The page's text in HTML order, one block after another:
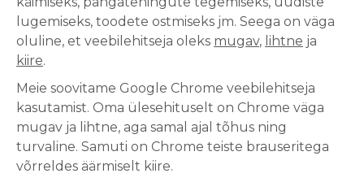
lugemiseks, toodete ostmiseks jm. Seega on väga
oluline, et veebilehitseja oleks mugav, lihtne ja
kiire.
Meie soovitame Google Chrome veebilehitseja
kasutamist. Oma ülesehituselt on Chrome väga
mugav ja lihtne, aga samal ajal tõhus ning
turvaline. Samuti on Chrome teiste brauseritega
võrreldes äärmiselt kiire.